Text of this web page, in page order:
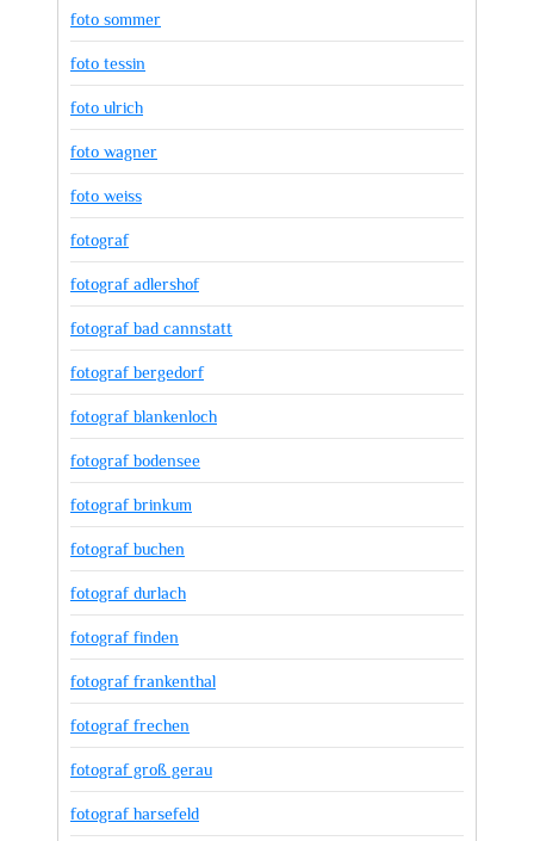
foto sommer
foto tessin
foto ulrich
foto wagner
foto weiss
fotograf
fotograf adlershof
fotograf bad cannstatt
fotograf bergedorf
fotograf blankenloch
fotograf bodensee
fotograf brinkum
fotograf buchen
fotograf durlach
fotograf finden
fotograf frankenthal
fotograf frechen
fotograf groß gerau
fotograf harsefeld